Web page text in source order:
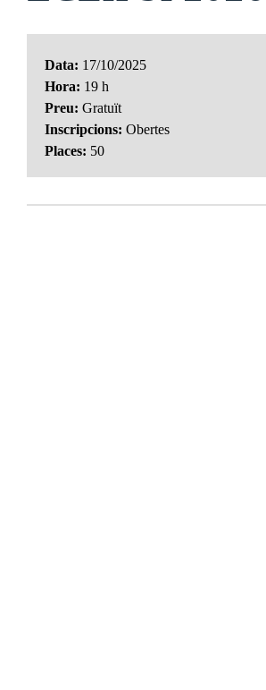
Data: 17/10/2025
Hora: 19 h
Preu: Gratuït
Inscripcions: Obertes
Places: 50